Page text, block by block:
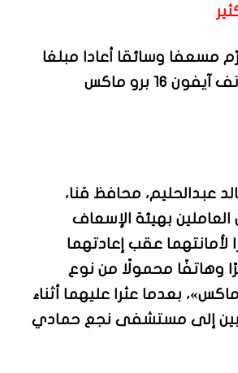
مسعفا وسائقا أعادا مبلغا
ماليًا كبيرًا وهاتف آيفون 16 برو ماكس
عبدالحليم، محافظ قنا،
العاملين بهيئة الإسعاف
لأمانتهما عقب إعادتهما
وهاتفًا محمولًا من نوع
16 برو ماكس»، بعدما عثرا عليهما أثناء
إلى مستشفى نجع حمادي